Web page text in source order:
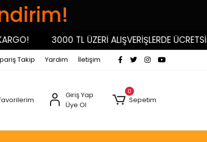
3000 TL ÜZERİ ALIŞVERİŞLERDE ÜCRETSİZ
Takip Yardım İletişim
Giriş Yap
Üye Ol
0
Sepetim